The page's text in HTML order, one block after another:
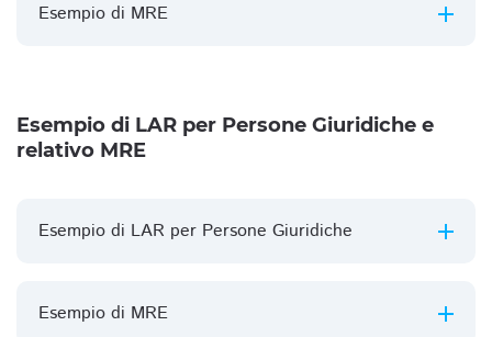
Esempio di MRE
Esempio di LAR per Persone Giuridiche e
relativo MRE
Esempio di LAR per Persone Giuridiche
Esempio di MRE